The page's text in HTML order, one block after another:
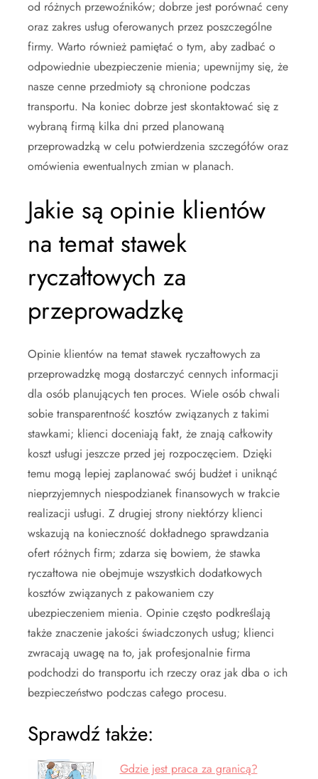
od różnych przewoźników; dobrze jest porównać ceny
oraz zakres usług oferowanych przez poszczególne
firmy. Warto również pamiętać o tym, aby zadbać o
odpowiednie ubezpieczenie mienia; upewnijmy się, że
nasze cenne przedmioty są chronione podczas
transportu. Na koniec dobrze jest skontaktować się z
wybraną firmą kilka dni przed planowaną
przeprowadzką w celu potwierdzenia szczegółów oraz
omówienia ewentualnych zmian w planach.
Jakie są opinie klientów
na temat stawek
ryczałtowych za
przeprowadzkę
Opinie klientów na temat stawek ryczałtowych za
przeprowadzkę mogą dostarczyć cennych informacji
dla osób planujących ten proces. Wiele osób chwali
sobie transparentność kosztów związanych z takimi
stawkami; klienci doceniają fakt, że znają całkowity
koszt usługi jeszcze przed jej rozpoczęciem. Dzięki
temu mogą lepiej zaplanować swój budżet i uniknąć
nieprzyjemnych niespodzianek finansowych w trakcie
realizacji usługi. Z drugiej strony niektórzy klienci
wskazują na konieczność dokładnego sprawdzania
ofert różnych firm; zdarza się bowiem, że stawka
ryczałtowa nie obejmuje wszystkich dodatkowych
kosztów związanych z pakowaniem czy
ubezpieczeniem mienia. Opinie często podkreślają
także znaczenie jakości świadczonych usług; klienci
zwracają uwagę na to, jak profesjonalnie firma
podchodzi do transportu ich rzeczy oraz jak dba o ich
bezpieczeństwo podczas całego procesu.
Sprawdź także:
Gdzie jest praca za granicą?